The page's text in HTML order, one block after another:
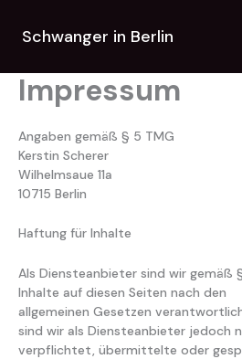
Inhalt
springenSchwanger in Berlin
Impressum
Angaben gemäß § 5 TMG
Kerstin Scherer
Wilhelmsaue 11a
10715 Berlin
Haftung für Inhalte
Als Diensteanbieter sind wir gemäß
Inhalte auf diesen Seiten nach den
allgemeinen Gesetzen
sind wir als Diensteanbieter jedoch
verpflichtet, übermittelte oder